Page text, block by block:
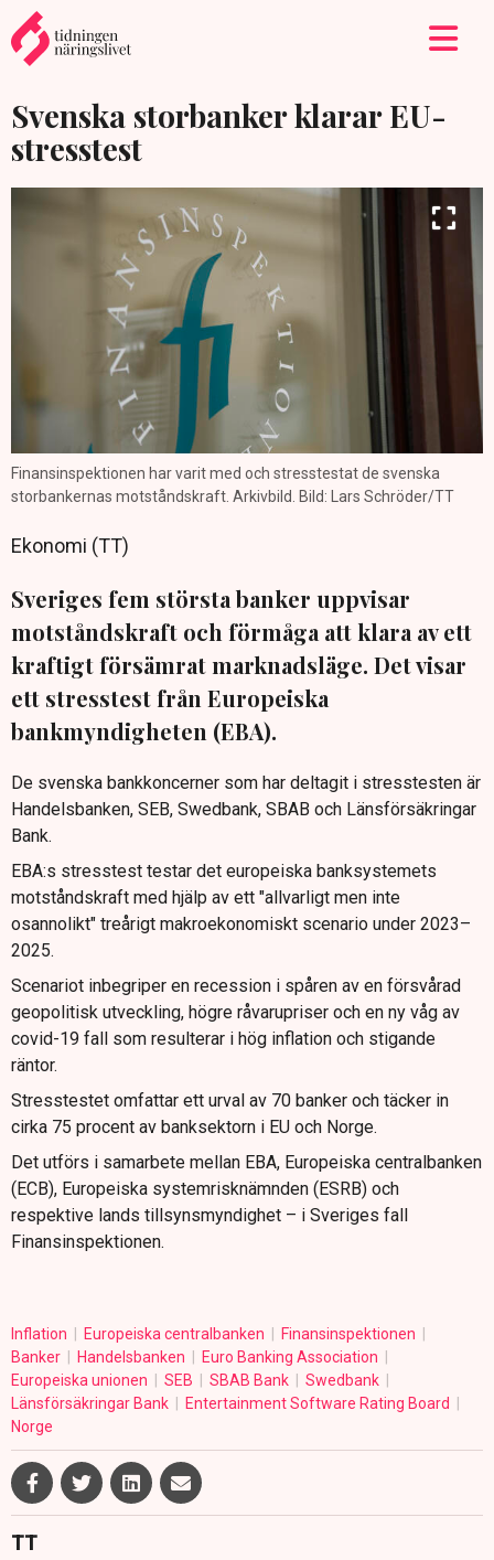
Svenska storbanker klarar EU-
stresstest
Finansinspektionen har varit med och stresstestat de svenska
storbankernas motståndskraft. Arkivbild. Bild: Lars Schröder/TT
Ekonomi (TT)
Sveriges fem största banker uppvisar
motståndskraft och förmåga att klara av ett
kraftigt försämrat marknadsläge. Det visar
ett stresstest från Europeiska
bankmyndigheten (EBA).
De svenska bankkoncerner som har deltagit i stresstesten är
Handelsbanken, SEB, Swedbank, SBAB och Länsförsäkringar
Bank.
EBA:s stresstest testar det europeiska banksystemets
motståndskraft med hjälp av ett "allvarligt men inte
osannolikt" treårigt makroekonomiskt scenario under 2023–
2025.
Scenariot inbegriper en recession i spåren av en försvårad
geopolitisk utveckling, högre råvarupriser och en ny våg av
covid-19 fall som resulterar i hög inflation och stigande
räntor.
Stresstestet omfattar ett urval av 70 banker och täcker in
cirka 75 procent av banksektorn i EU och Norge.
Det utförs i samarbete mellan EBA, Europeiska centralbanken
(ECB), Europeiska systemrisknämnden (ESRB) och
respektive lands tillsynsmyndighet – i Sveriges fall
Finansinspektionen.
Inflation Europeiska centralbanken
Finansinspektionen
Banker
Handelsbanken
Euro Banking Association
Europeiska unionen
SEB SBAB Bank
Swedbank
Länsförsäkringar Bank
Entertainment Software Rating Board
Norge
TT